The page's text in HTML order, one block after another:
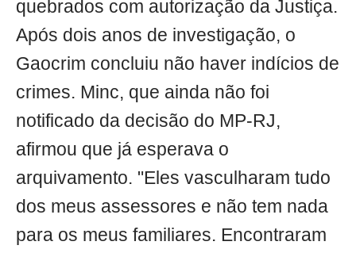
quebrados com autorização da Justiça.
Após dois anos de investigação, o
Gaocrim concluiu não haver indícios de
crimes. Minc, que ainda não foi
notificado da decisão do MP-RJ,
afirmou que já esperava o
arquivamento. "Eles vasculharam tudo
dos meus assessores e não tem nada
para os meus familiares. Encontraram